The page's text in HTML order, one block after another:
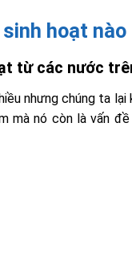
hoạt nào
từ các nước
nhưng chúng ta
mà nó còn là vấn